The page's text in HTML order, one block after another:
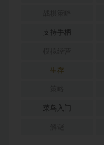
支持手柄
生存
菜鸟入门